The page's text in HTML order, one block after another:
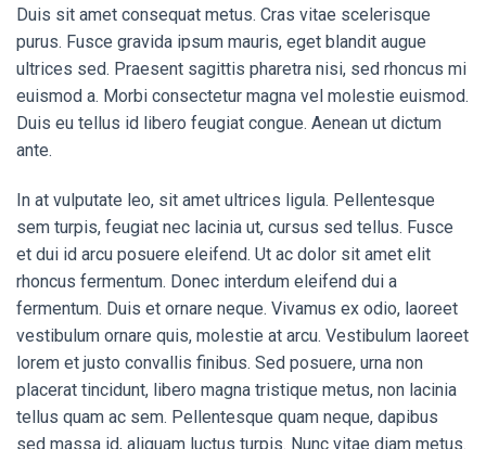
Duis sit amet consequat metus. Cras vitae scelerisque
purus. Fusce gravida ipsum mauris, eget blandit augue
ultrices sed. Praesent sagittis pharetra nisi, sed rhoncus mi
euismod a. Morbi consectetur magna vel molestie euismod.
Duis eu tellus id libero feugiat congue. Aenean ut dictum
ante.
In at vulputate leo, sit amet ultrices ligula. Pellentesque
sem turpis, feugiat nec lacinia ut, cursus sed tellus. Fusce
et dui id arcu posuere eleifend. Ut ac dolor sit amet elit
rhoncus fermentum. Donec interdum eleifend dui a
fermentum. Duis et ornare neque. Vivamus ex odio, laoreet
vestibulum ornare quis, molestie at arcu. Vestibulum laoreet
lorem et justo convallis finibus. Sed posuere, urna non
placerat tincidunt, libero magna tristique metus, non lacinia
tellus quam ac sem. Pellentesque quam neque, dapibus
sed massa id, aliquam luctus turpis. Nunc vitae diam metus.